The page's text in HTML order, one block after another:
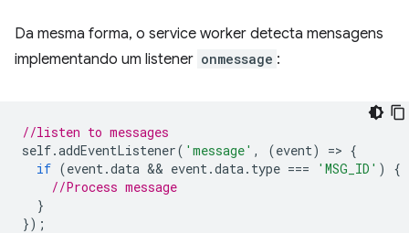
Da mesma forma, o service worker detecta mensagens
implementando um listener onmessage :
//listen to messages
self.addEventListener( 'message' , (event) => {
if (event.data && event.data. type === 'MSG_ID' )
{
//Process message
}
});